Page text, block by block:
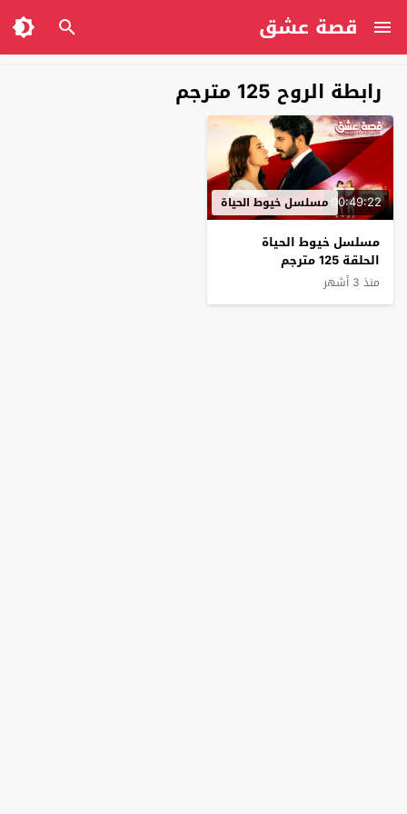
قصة عشق
رابطة الروح 125 مترجم
00:49:22مسلسل خيوط الحياة
مسلسل خيوط الحياة
الحلقة 125 مترجم
منذ 3 أشهر